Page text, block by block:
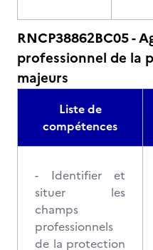
RNCP38862BC05 -
professionnel de la
majeurs
Liste de
compétences
- Identifier et
situer les
champs
professionnels
de la protection